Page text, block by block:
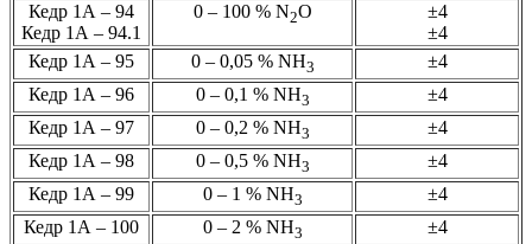
Кедр 1А – 94
Кедр 1А – 94.1
0 – 100 % N2О
±4
±4
Кедр 1А – 95
0 – 0,05 % NН3
±4
Кедр 1А – 96
0 – 0,1 % NН3
±4
Кедр 1А – 97
0 – 0,2 % NН3
±4
Кедр 1А – 98
0 – 0,5 % NН3
±4
Кедр 1А – 99
0 – 1 % NН3
±4
Кедр 1А – 100
0 – 2 % NН3
±4